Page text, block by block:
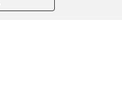
275Вт 1